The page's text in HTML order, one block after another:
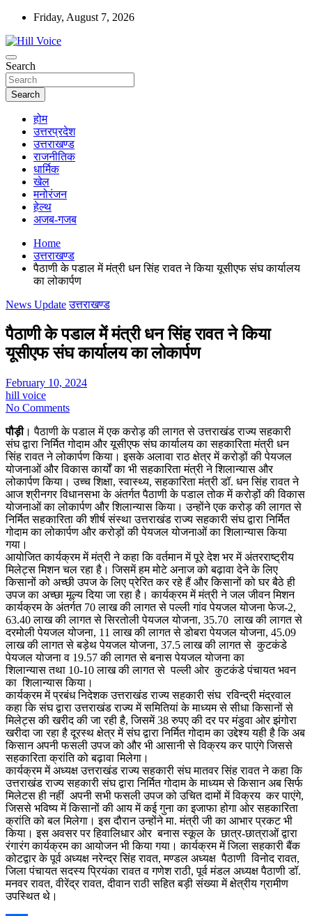
Skip
content
Friday, August 7, 2026
Hill Voice
न्यूज़ पोर्टल
Search
Search
होम
उत्तरप्रदेश
उत्तराखण्ड
राजनीतिक
धार्मिक
खेल
मनोरंजन
हेल्थ
अजब-गजब
Home
उत्तराखण्ड
पैठाणी के पडाल में मंत्री धन सिंह रावत ने किया यूसीएफ संघ कार्यालय
का लोकार्पण
News Update उत्तराखण्ड
पैठाणी के पडाल में मंत्री धन सिंह रावत ने किया
यूसीएफ संघ कार्यालय का लोकार्पण
February 10, 2024
hill voice
No Comments
पौड़ी। पैठाणी के पडाल में एक करोड़ की लागत से उत्तराखंड राज्य सहकारी
संघ द्वारा निर्मित गोदाम और यूसीएफ संघ कार्यालय का सहकारिता मंत्री धन
सिंह रावत ने लोकार्पण किया। इसके अलावा राठ क्षेत्र में करोड़ों की पेयजल
योजनाओं और विकास कार्यों का भी सहकारिता मंत्री ने शिलान्यास और
लोकार्पण किया। उच्च शिक्षा, स्वास्थ्य, सहकारिता मंत्री डॉ. धन सिंह रावत ने
आज श्रीनगर विधानसभा के अंतर्गत पैठाणी के पडाल तोक में करोड़ों की विकास
योजनाओं का लोकार्पण और शिलान्यास किया। उन्होंने एक करोड़ की लागत से
निर्मित सहकारिता की शीर्ष संस्था उत्तराखंड राज्य सहकारी संघ द्वारा निर्मित
गोदाम का लोकार्पण और करोड़ों की पेयजल योजनाओं का शिलान्यास किया
गया।
आयोजित कार्यक्रम में मंत्री ने कहा कि वर्तमान में पूरे देश भर में अंतरराष्ट्रीय
मिलेट्स मिशन चल रहा है। जिसमें हम मोटे अनाज को बढ़ावा देने के लिए
किसानों को अच्छी उपज के लिए प्रेरित कर रहे हैं और किसानों को घर बैठे ही
उपज का अच्छा मूल्य दिया जा रहा है। कार्यक्रम में मंत्री ने जल जीवन मिशन
कार्यक्रम के अंतर्गत 70 लाख की लागत से पल्ली गांव पेयजल योजना फेज-2,
63.40 लाख की लागत से सिरतोली पेयजल योजना, 35.70 लाख की लागत से
दरमोली पेयजल योजना, 11 लाख की लागत से डोबरा पेयजल योजना, 45.09
लाख की लागत से बड़ेथ पेयजल योजना, 37.5 लाख की लागत से कुटकंडे
पेयजल योजना व 19.57 की लागत से बनास पेयजल योजना का
शिलान्यास तथा 10-10 लाख की लागत से पल्ली ओर कुटकंडे पंचायत भवन
का शिलान्यास किया।
कार्यक्रम में प्रबंध निदेशक उत्तराखंड राज्य सहकारी संघ रविन्द्री मंद्रवाल
कहा कि संघ द्वारा उत्तराखंड राज्य में समितियां के माध्यम से सीधा किसानों से
मिलेट्स की खरीद की जा रही है, जिसमें 38 रुपए की दर पर मंडुवा ओर झंगोरा
खरीदा जा रहा है दूरस्थ क्षेत्र में संघ द्वारा निर्मित गोदाम का उद्देश्य यही है कि अब
किसान अपनी फसली उपज को और भी आसानी से विक्रय कर पाएंगे जिससे
सहकारिता क्रांति को बढ़ावा मिलेगा।
कार्यक्रम में अध्यक्ष उत्तराखंड राज्य सहकारी संघ मातवर सिंह रावत ने कहा कि
उत्तराखंड राज्य सहकारी संघ द्वारा निर्मित गोदाम के माध्यम से किसान अब सिर्फ
मिलेटस ही नहीं अपनी सभी फसली उपज को उचित दामों में विक्रय कर पाएंगे,
जिससे भविष्य में किसानों की आय में कई गुना का इजाफा होगा ओर सहकारिता
क्रांति को बल मिलेगा। इस दौरान उन्होंने मा. मंत्री जी का आभार प्रकट भी
किया। इस अवसर पर हिवालिधार ओर बनास स्कूल के छात्र-छात्राओं द्वारा
रंगारंग कार्यक्रम का आयोजन भी किया गया। कार्यक्रम में जिला सहकारी बैंक
कोटद्वार के पूर्व अध्यक्ष नरेन्द्र सिंह रावत, मण्डल अध्यक्ष पैठाणी विनोद रावत,
जिला पंचायत सदस्य प्रियंका रावत व गणेश राठी, पूर्व मंडल अध्यक्ष पैठाणी डॉ.
मनवर रावत, वीरेंद्र रावत, दीवान राठी सहित बड़ी संख्या में क्षेत्रीय ग्रामीण
उपस्थित थे।